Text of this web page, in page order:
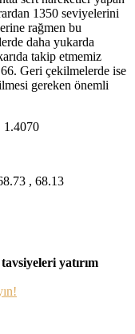
1350 seviyelerini
rağmen bu
daha yukarda
takip etmemiz
Geri çekilmelerde ise
gereken önemli
1.4070
, 68.13
yatırım